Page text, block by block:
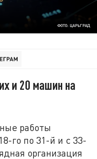
ФОТО: ЦАРЬГРАД
и 20 машин на
работы
го по 31-й и с 33-
организация